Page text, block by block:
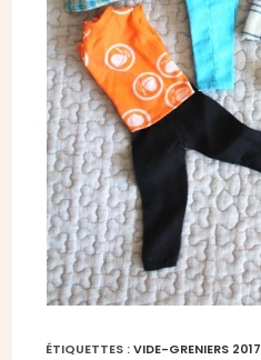
ÉTIQUETTES :VIDE-GRENIERS 2017